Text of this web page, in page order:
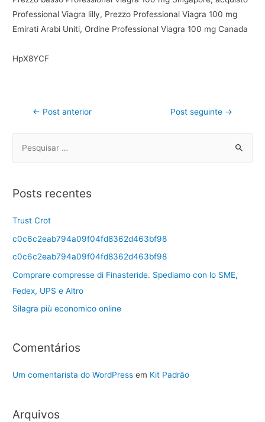
Professional Viagra lilly, Prezzo Professional Viagra 100 mg
Emirati Arabi Uniti, Ordine Professional Viagra 100 mg Canada
HpX8YCF
← Post anterior Post seguinte →
Posts recentes
Trust Crot
c0c6c2eab794a09f04fd8362d463bf98
c0c6c2eab794a09f04fd8362d463bf98
Comprare compresse di Finasteride. Spediamo con lo SME,
Fedex, UPS e Altro
Silagra più economico online
Comentários
Um comentarista do WordPress em Kit Padrão
Arquivos